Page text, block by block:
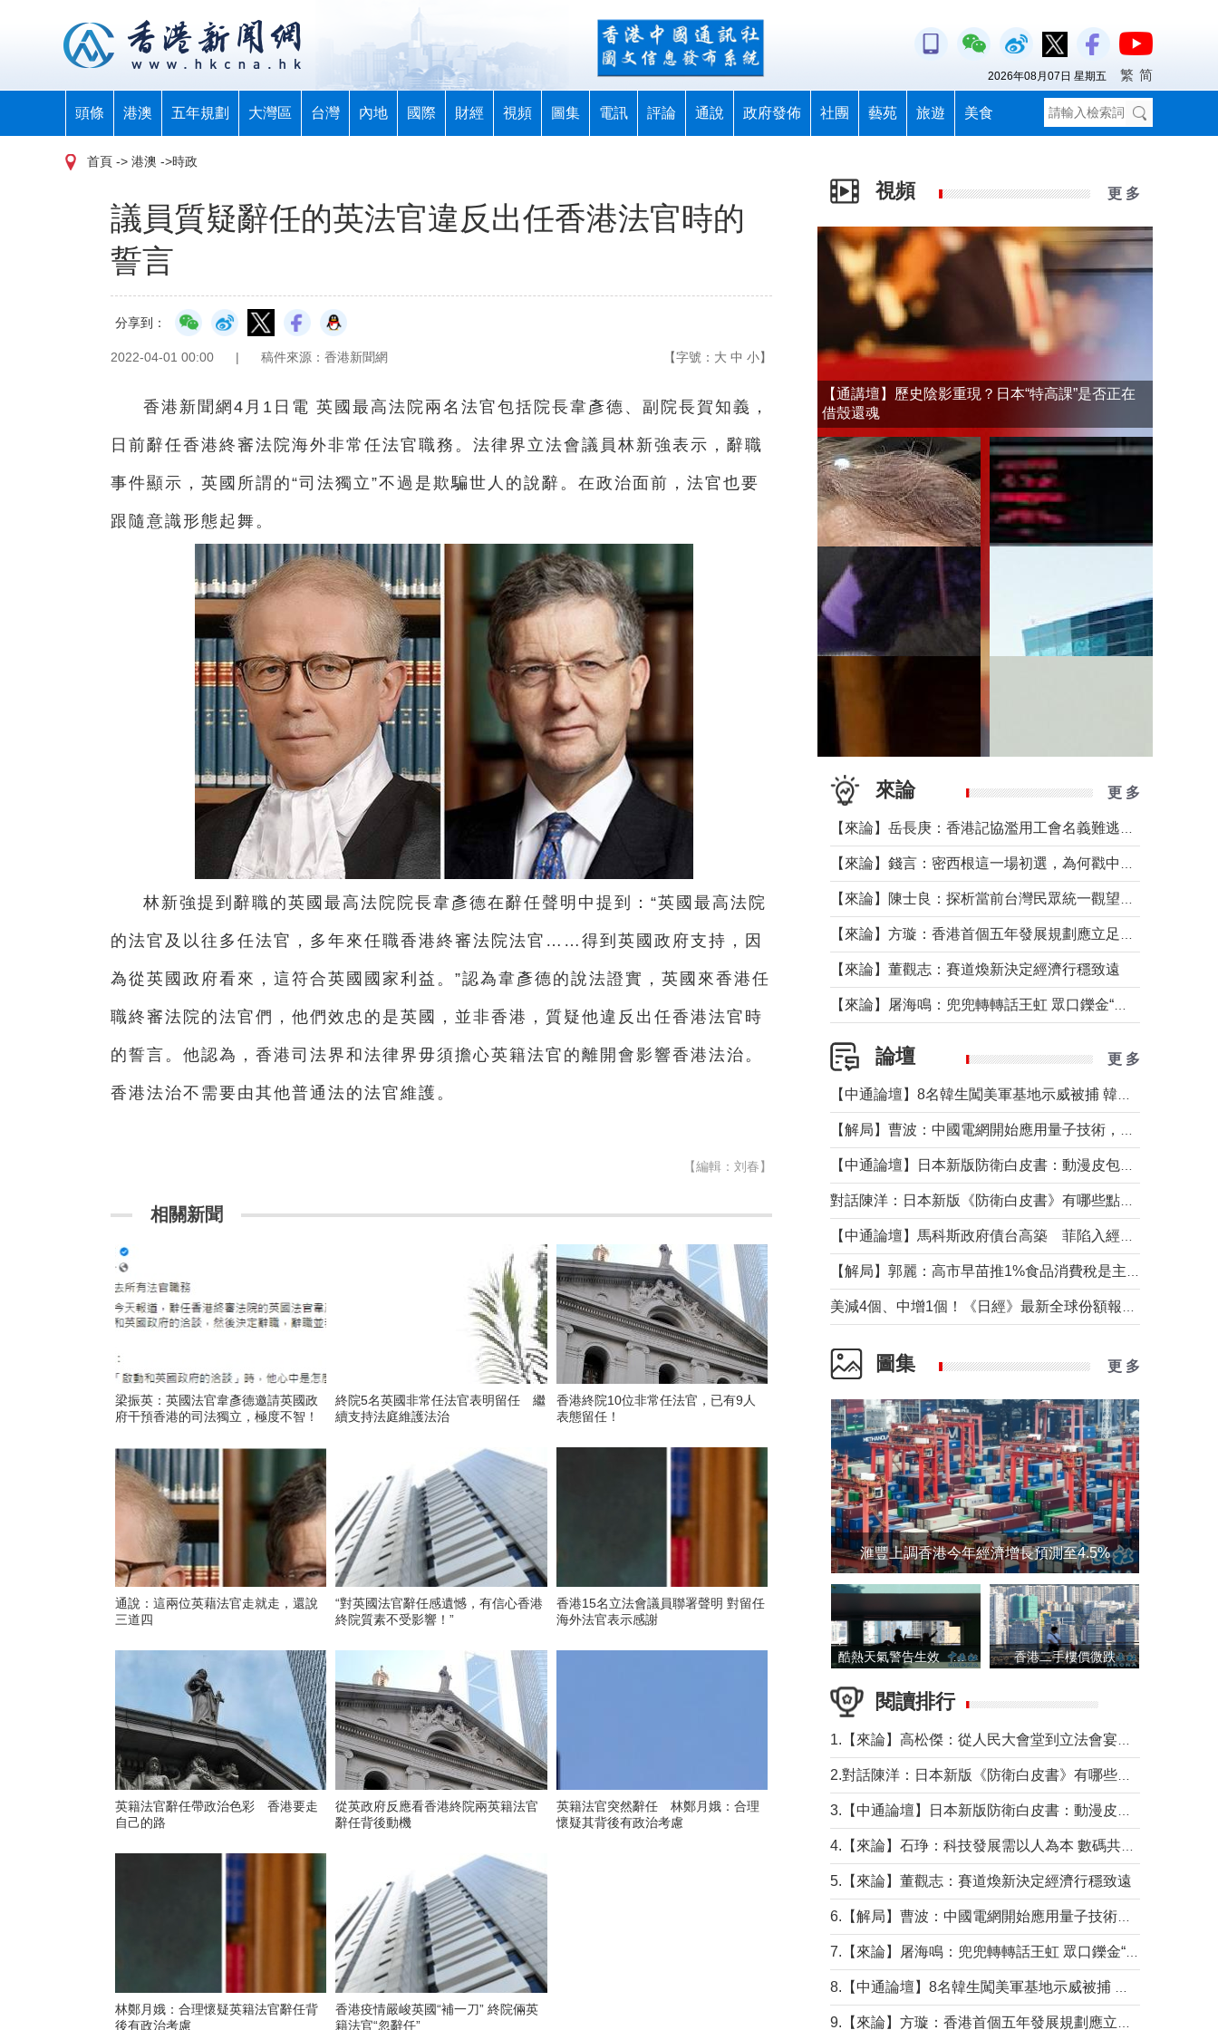
頭條 港澳 五年規劃 大灣區 台灣 內地 國際 財經 視頻 圖集 電訊 評論 通說 政府發佈 社團 藝苑 旅遊 美食
2026年08月07日 星期五 繁 简
首頁 -> 港澳 ->時政
議員質疑辭任的英法官違反出任香港法官時的
誓言
分享到：
2022-04-01 00:00 | 稿件來源：香港新聞網 【字號： 大 中 小】
香港新聞網4月1日電 英國最高法院兩名法官包括院長韋彥德、副院長賀知義，
日前辭任香港終審法院海外非常任法官職務。法律界立法會議員林新強表示，辭職
事件顯示，英國所謂的“司法獨立”不過是欺騙世人的說辭。在政治面前，法官也要
跟隨意識形態起舞。
林新強提到辭職的英國最高法院院長韋彥德在辭任聲明中提到：“英國最高法院
的法官及以往多任法官，多年來任職香港終審法院法官……得到英國政府支持，因
為從英國政府看來，這符合英國國家利益。”認為韋彥德的說法證實，英國來香港任
職終審法院的法官們，他們效忠的是英國，並非香港，質疑他違反出任香港法官時
的誓言。他認為，香港司法界和法律界毋須擔心英籍法官的離開會影響香港法治。
香港法治不需要由其他普通法的法官維護。
【編輯：刘春】
相關新聞
梁振英：英國法官韋彥德邀請英國政
府干預香港的司法獨立，極度不智！
終院5名英國非常任法官表明留任 繼
續支持法庭維護法治
香港終院10位非常任法官，已有9人
表態留任！
通說：這兩位英藉法官走就走，還說
三道四
“對英國法官辭任感遺憾，有信心香港
終院質素不受影響！”
香港15名立法會議員聯署聲明 對留任
海外法官表示感謝
英籍法官辭任帶政治色彩 香港要走
自己的路
從英政府反應看香港終院兩英籍法官
辭任背後動機
英籍法官突然辭任 林鄭月娥：合理
懷疑其背後有政治考慮
林鄭月娥：合理懷疑英籍法官辭任背
後有政治考慮
香港疫情嚴峻英國“補一刀” 終院倆英
籍法官“忽辭任”
視頻 更 多
【通講壇】歷史陰影重現？日本“特高課”是否正在
借殼還魂
來論 更 多
【來論】董觀志：賽道煥新決定經濟行穩致遠
論壇 更 多
圖集 更 多
滙豐上調香港今年經濟增長預測至4.5%
酷熱天氣警告生效 本港高溫持續至下周 香港二手樓價微跌
閱讀排行
5.【來論】董觀志：賽道煥新決定經濟行穩致遠